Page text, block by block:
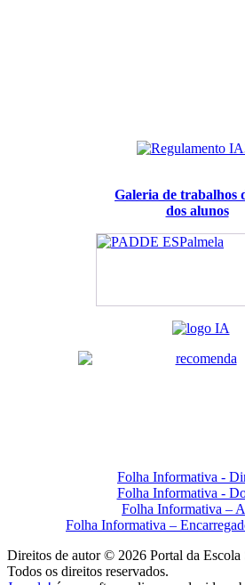
Galeria de trabalhos
dos alunos
Folha Informativa -
Folha Informativa -
Folha Informativa –
Folha Informativa –
Direitos de autor © 2026 Portal da Escola
Todos os direitos reservados.